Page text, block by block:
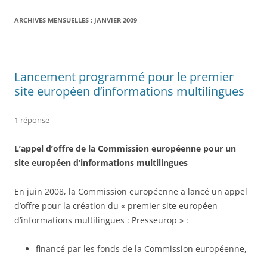
ARCHIVES MENSUELLES : JANVIER 2009
Lancement programmé pour le premier
site européen d’informations multilingues
1 réponse
L’appel d’offre de la Commission européenne pour un
site européen d’informations multilingues
En juin 2008, la Commission européenne a lancé un appel
d’offre pour la création du « premier site européen
d’informations multilingues : Presseurop » :
financé par les fonds de la Commission européenne,